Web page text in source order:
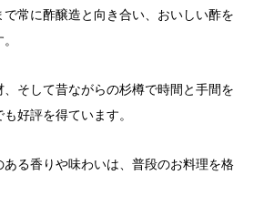
常に酢醸造と向き合い、おいしい酢を
そして昔ながらの杉樽で時間と手間を
好評を得ています。
る香りや味わいは、普段のお料理を格